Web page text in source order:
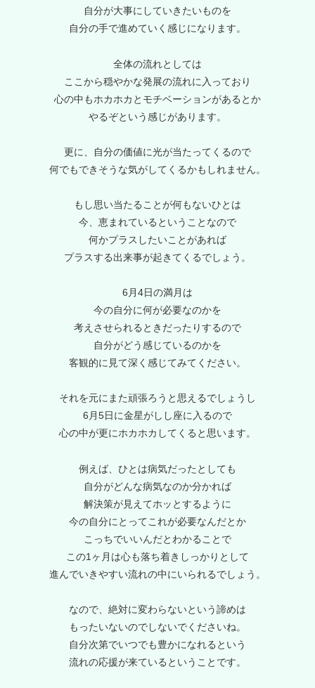
自分が大事にしていきたいものを
自分の手で進めていく感じになります。
全体の流れとしては
ここから穏やかな発展の流れに入っており
心の中もホカホカとモチベーションがあるとか
やるぞという感じがあります。
更に、自分の価値に光が当たってくるので
何でもできそうな気がしてくるかもしれません。
もし思い当たることが何もないひとは
今、恵まれているということなので
何かプラスしたいことがあれば
プラスする出来事が起きてくるでしょう。
6月4日の満月は
今の自分に何が必要なのかを
考えさせられるときだったりするので
自分がどう感じているのかを
客観的に見て深く感じてみてください。
それを元にまた頑張ろうと思えるでしょうし
6月5日に金星がしし座に入るので
心の中が更にホカホカしてくると思います。
例えば、ひとは病気だったとしても
自分がどんな病気なのか分かれば
解決策が見えてホッとするように
今の自分にとってこれが必要なんだとか
こっちでいいんだとわかることで
この1ヶ月は心も落ち着きしっかりとして
進んでいきやすい流れの中にいられるでしょう。
なので、絶対に変わらないという諦めは
もったいないのでしないでくださいね。
自分次第でいつでも豊かになれるという
流れの応援が来ているということです。